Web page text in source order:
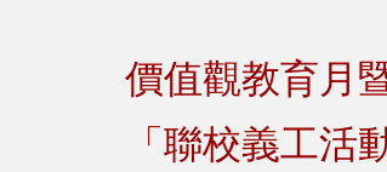
價值觀教育月
「聯校義工活